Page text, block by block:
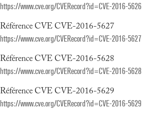
https://www.cve.org/CVERecord?id=CVE-2016-5626
Référence CVE CVE-2016-5627
https://www.cve.org/CVERecord?id=CVE-2016-5627
Référence CVE CVE-2016-5628
https://www.cve.org/CVERecord?id=CVE-2016-5628
Référence CVE CVE-2016-5629
https://www.cve.org/CVERecord?id=CVE-2016-5629